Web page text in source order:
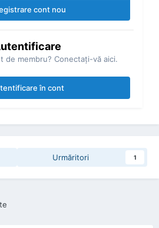
cont nou
de membru? Conectaţi-vă aici.
în cont
Urmăritori 1